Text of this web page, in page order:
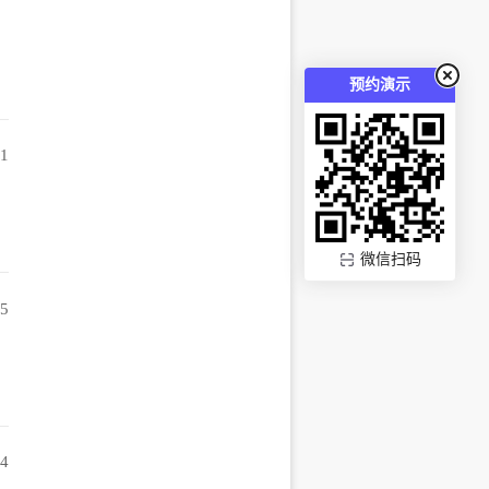
预约演示
微信扫码